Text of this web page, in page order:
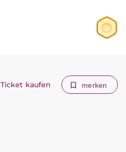
Ticket kaufen merken